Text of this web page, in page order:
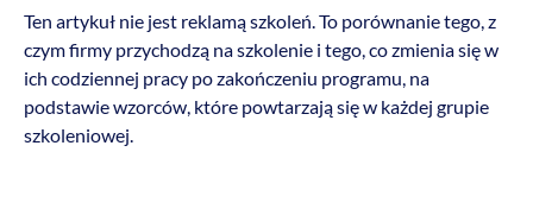
Ten artykuł nie jest reklamą szkoleń. To porównanie tego, z
czym firmy przychodzą na szkolenie i tego, co zmienia się w
ich codziennej pracy po zakończeniu programu, na
podstawie wzorców, które powtarzają się w każdej grupie
szkoleniowej.